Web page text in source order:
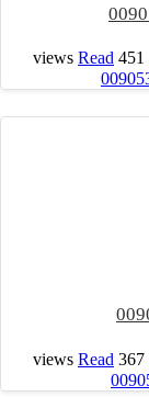
451 views
Read
367 views
Read